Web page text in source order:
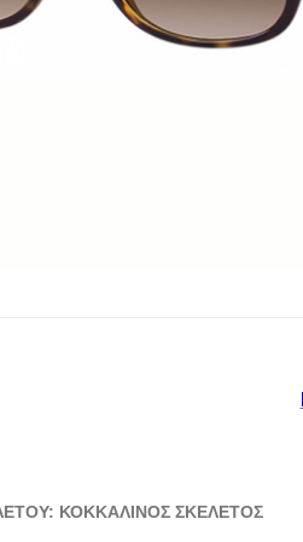
ΚΟΚΚΑΛΙΝΟΣ ΣΚΕΛΕΤΟΣ